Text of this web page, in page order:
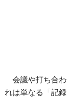
会議や打ち合
れは単なる「記